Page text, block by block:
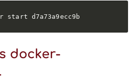
start d7a73a9ecc9b
docker-